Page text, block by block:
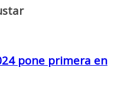
pone primera en